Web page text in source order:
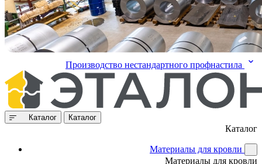
Производство нестандартного профнастила
Каталог Каталог
Каталог
Материалы для кровли
Материалы для кровли